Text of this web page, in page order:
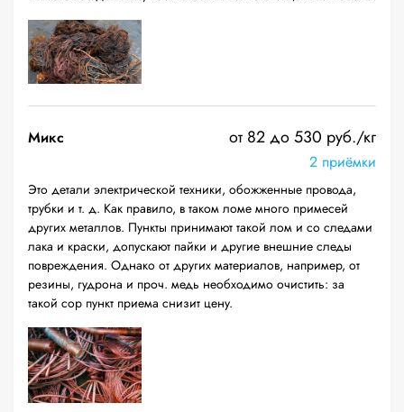
Микс от 82 до 530 руб./кг
2 приёмки
Это детали электрической техники, обожженные провода,
трубки и т. д. Как правило, в таком ломе много примесей
других металлов. Пункты принимают такой лом и со следами
лака и краски, допускают пайки и другие внешние следы
повреждения. Однако от других материалов, например, от
резины, гудрона и проч. медь необходимо очистить: за
такой сор пункт приема снизит цену.